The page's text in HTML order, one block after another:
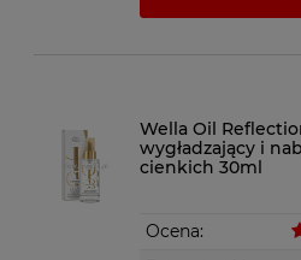
Wella Oil
wygładzający i
cienkich 30ml
Ocena: